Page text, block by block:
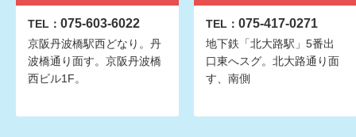
TEL： 075-603-6022
京阪丹波橋駅西どなり。丹
波橋通り面す。京阪丹波橋
西ビル1F。
TEL： 075-417-0271
地下鉄「北大路駅」5番出
口東へスグ。北大路通り面
す、南側